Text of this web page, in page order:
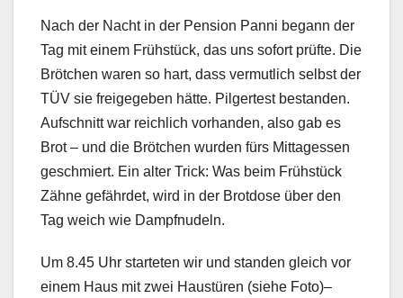
Nach der Nacht in der Pension Panni begann der
Tag mit einem Frühstück, das uns sofort prüfte. Die
Brötchen waren so hart, dass vermutlich selbst der
TÜV sie freigegeben hätte. Pilgertest bestanden.
Aufschnitt war reichlich vorhanden, also gab es
Brot – und die Brötchen wurden fürs Mittagessen
geschmiert. Ein alter Trick: Was beim Frühstück
Zähne gefährdet, wird in der Brotdose über den
Tag weich wie Dampfnudeln.
Um 8.45 Uhr starteten wir und standen gleich vor
einem Haus mit zwei Haustüren (siehe Foto)–